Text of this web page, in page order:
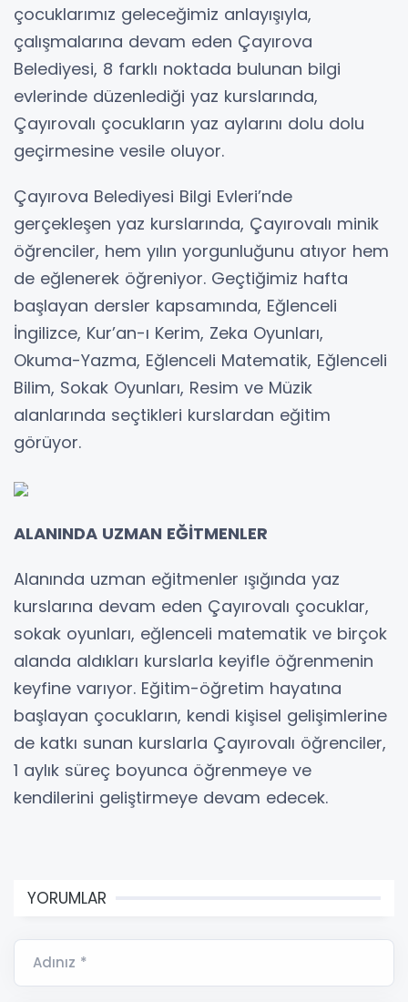
çocuklarımız geleceğimiz anlayışıyla,
çalışmalarına devam eden Çayırova
Belediyesi, 8 farklı noktada bulunan bilgi
evlerinde düzenlediği yaz kurslarında,
Çayırovalı çocukların yaz aylarını dolu dolu
geçirmesine vesile oluyor.
Çayırova Belediyesi Bilgi Evleri’nde
gerçekleşen yaz kurslarında, Çayırovalı minik
öğrenciler, hem yılın yorgunluğunu atıyor hem
de eğlenerek öğreniyor. Geçtiğimiz hafta
başlayan dersler kapsamında, Eğlenceli
İngilizce, Kur’an-ı Kerim, Zeka Oyunları,
Okuma-Yazma, Eğlenceli Matematik, Eğlenceli
Bilim, Sokak Oyunları, Resim ve Müzik
alanlarında seçtikleri kurslardan eğitim
görüyor.
ALANINDA UZMAN EĞİTMENLER
Alanında uzman eğitmenler ışığında yaz
kurslarına devam eden Çayırovalı çocuklar,
sokak oyunları, eğlenceli matematik ve birçok
alanda aldıkları kurslarla keyifle öğrenmenin
keyfine varıyor. Eğitim-öğretim hayatına
başlayan çocukların, kendi kişisel gelişimlerine
de katkı sunan kurslarla Çayırovalı öğrenciler,
1 aylık süreç boyunca öğrenmeye ve
kendilerini geliştirmeye devam edecek.
YORUMLAR
Adınız *